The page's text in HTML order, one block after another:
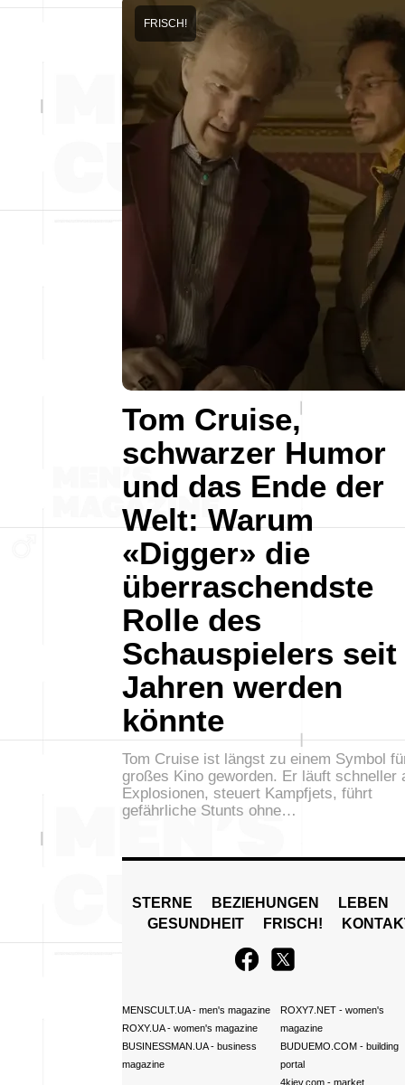
Tom Cruise,
schwarzer Humor
und das Ende der
Welt: Warum
«Digger» die
überraschendste
Rolle des
Schauspielers seit
Jahren werden
könnte
FRISCH!
Tom Cruise ist längst zu einem Symbol
großes Kino geworden. Er läuft schneller
Explosionen, steuert Kampfjets, führt
gefährliche Stunts ohne…
STERNE BEZIEHUNGEN
LEBEN
GESUNDHEIT
FRISCH!
MENSCULT.UA- men's magazine
ROXY.UA- women's magazine
BUSINESSMAN.UA- business
magazine
ROXY7.NET- women's
magazine
BUDUEMO.COM- building
portal
4kiev.com- market